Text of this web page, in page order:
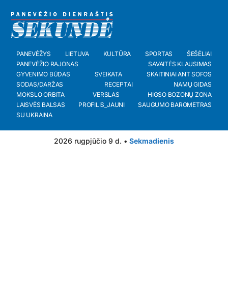
PANEVĖŽYS LIETUVA KULTŪRA SPORTAS
ŠEŠĖLIAI
PANEVĖŽIO RAJONAS
SAVAITĖS KLAUSIMAS
GYVENIMO BŪDAS
SVEIKATA
SKAITINIAI ANT SOFOS
SODAS/DARŽAS
RECEPTAI
NAMŲ GIDAS
MOKSLO ORBITA
VERSLAS
HIGSO BOZONŲ ZONA
LAISVĖS BALSAS
PROFILIS_JAUNI
SAUGUMO BAROMETRAS
SU UKRAINA
2026 rugpjūčio 9 d. • Sekmadienis